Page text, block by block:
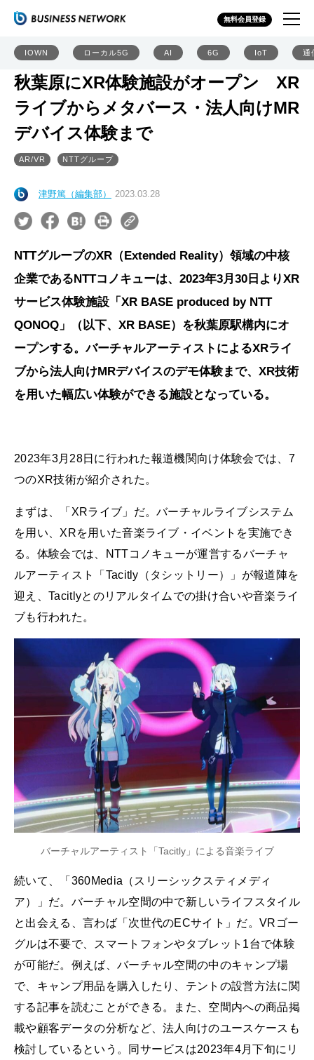
無料会員登録
IOWN ローカル5G AI 6G IoT 通
秋葉原にXR体験施設がオープン XR
ライブからメタバース・法人向けMR
デバイス体験まで
AR/VR NTTグループ
津野篤（編集部） 2023.03.28
NTTグループのXR（Extended Reality）領域の中核
企業であるNTTコノキューは、2023年3月30日よりXR
サービス体験施設「XR BASE produced by NTT
QONOQ」（以下、XR BASE）を秋葉原駅構内にオ
ープンする。バーチャルアーティストによるXRライ
ブから法人向けMRデバイスのデモ体験まで、XR技術
を用いた幅広い体験ができる施設となっている。
2023年3月28日に行われた報道機関向け体験会では、7
つのXR技術が紹介された。
まずは、「XRライブ」だ。バーチャルライブシステム
を用い、XRを用いた音楽ライブ・イベントを実施でき
る。体験会では、NTTコノキューが運営するバーチャ
ルアーティスト「Tacitly（タシットリー）」が報道陣を
迎え、Tacitlyとのリアルタイムでの掛け合いや音楽ライ
ブも行われた。
バーチャルアーティスト「Tacitly」による音楽ライブ
続いて、「360Media（スリーシックスティメディ
ア）」だ。バーチャル空間の中で新しいライフスタイル
と出会える、言わば「次世代のECサイト」だ。VRゴー
グルは不要で、スマートフォンやタブレット1台で体験
が可能だ。例えば、バーチャル空間の中のキャンプ場
で、キャンプ用品を購入したり、テントの設営方法に関
する記事を読むことができる。また、空間内への商品掲
載や顧客データの分析など、法人向けのユースケースも
検討しているという。同サービスは2023年4月下旬にリ